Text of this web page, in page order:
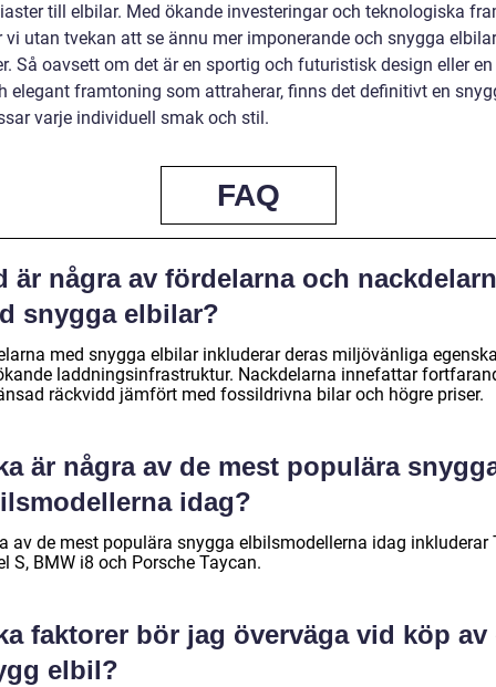
till elbilar. Med ökande investeringar och teknologiska
vi utan tvekan att se ännu mer imponerande och snygga elbilar
Så oavsett om det är en sportig och futuristisk design eller en
elegant framtoning som attraherar, finns det definitivt en
varje individuell smak och stil.
FAQ
är några av fördelarna och
snygga elbilar?
med snygga elbilar inkluderar deras miljövänliga
laddningsinfrastruktur. Nackdelarna innefattar
räckvidd jämfört med fossildrivna bilar och högre priser.
är några av de mest populära
idag?
av de mest populära snygga elbilsmodellerna idag inkluderar
S, BMW i8 och Porsche Taycan.
faktorer bör jag överväga vid köp av
elbil?